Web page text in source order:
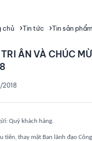
chủ Tin tức Tin sản
ÂN VÀ CHÚC
2018
Quý khách hàng.
tiên, thay mặt Ban lãnh đạo